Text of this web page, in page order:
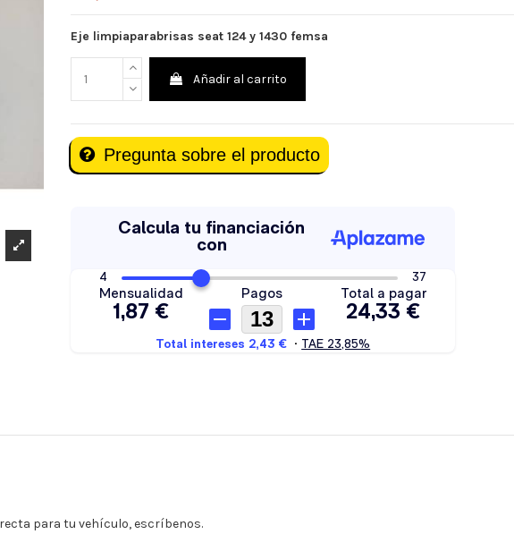
Eje limpiaparabrisas seat 124 y 1430 femsa
Añadir al carrito
Pregunta sobre el producto
para tu vehículo, escríbenos.